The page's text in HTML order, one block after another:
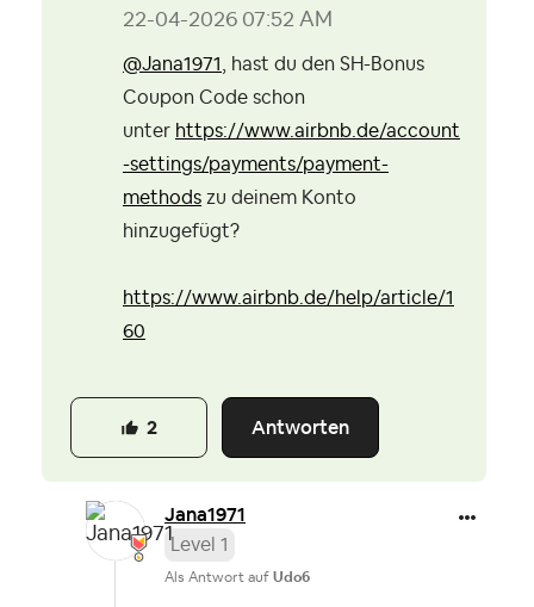
‎22-04-2026 07:52 AM
@Jana1971
, hast du den SH-Bonus
Coupon Code schon
unter https://www.airbnb.de/account
-settings/payments/payment-
methods zu deinem Konto
hinzugefügt?
https://www.airbnb.de/help/article/1
60
Antworten
2
Jana1971
Level 1
Als Antwort auf Udo6